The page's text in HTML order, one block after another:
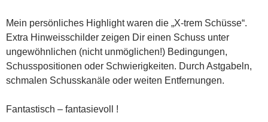
Mein persönliches Highlight waren die „X-trem Schüsse“.
Extra Hinweisschilder zeigen Dir einen Schuss unter
ungewöhnlichen (nicht unmöglichen!) Bedingungen,
Schusspositionen oder Schwierigkeiten. Durch Astgabeln,
schmalen Schusskanäle oder weiten Entfernungen.
Fantastisch – fantasievoll !